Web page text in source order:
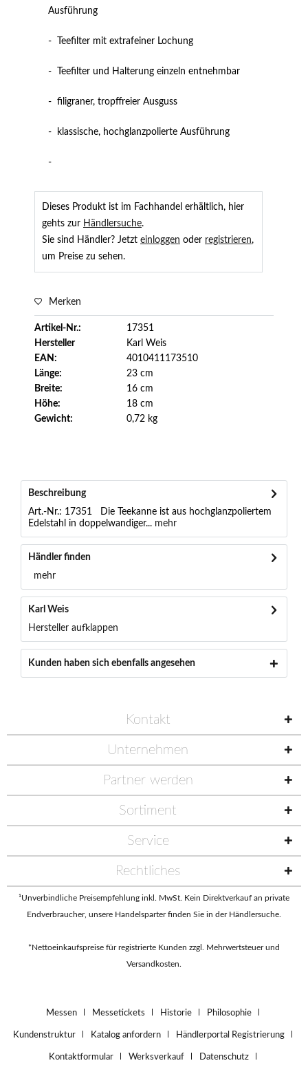
Ausführung
- Teefilter mit extrafeiner Lochung
- Teefilter und Halterung einzeln entnehmbar
- filigraner, tropffreier Ausguss
- klassische, hochglanzpolierte Ausführung
-
Dieses Produkt ist im Fachhandel erhältlich, hier
gehts zur Händlersuche.
Sie sind Händler? Jetzt einloggen oder registrieren,
um Preise zu sehen.
Merken
Artikel-Nr.:
17351
Hersteller
Karl Weis
EAN:
4010411173510
Länge:
23 cm
Breite:
16 cm
Höhe:
18 cm
Gewicht:
0,72 kg
Beschreibung
Art.-Nr.: 17351 Die Teekanne ist aus hochglanzpoliertem
Edelstahl in doppelwandiger... mehr
Händler finden
mehr
Karl Weis
Hersteller aufklappen
Kunden haben sich ebenfalls angesehen
Rechtliches
Unternehmen
Partner werden
Kontakt
Sortiment
Service
¹Unverbindliche Preisempfehlung inkl. MwSt. Kein Direktverkauf an private
Endverbraucher, unsere Handelsparter finden Sie in der Händlersuche
*Nettoeinkaufspreise für registrierte Kunden zzgl. Mehrwertsteuer und
Versandkosten.
Messen Messetickets Historie Philosophie
Kundenstruktur Katalog anfordern Händlerportal Registrierung
Kontaktformular Werksverkauf Datenschutz